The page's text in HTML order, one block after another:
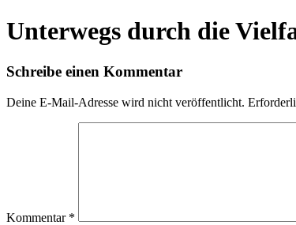
Unterwegs durch die
Schreibe einen Kommentar
Deine E-Mail-Adresse wird nicht veröffentlicht.
Kommentar *